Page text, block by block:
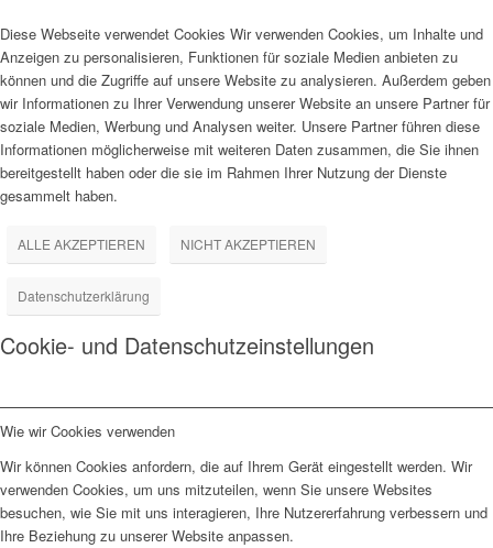
Diese Webseite verwendet Cookies Wir verwenden Cookies, um Inhalte und
Anzeigen zu personalisieren, Funktionen für soziale Medien anbieten zu
können und die Zugriffe auf unsere Website zu analysieren. Außerdem geben
wir Informationen zu Ihrer Verwendung unserer Website an unsere Partner für
soziale Medien, Werbung und Analysen weiter. Unsere Partner führen diese
Informationen möglicherweise mit weiteren Daten zusammen, die Sie ihnen
bereitgestellt haben oder die sie im Rahmen Ihrer Nutzung der Dienste
gesammelt haben.
ALLE AKZEPTIEREN NICHT AKZEPTIEREN
Datenschutzerklärung
Cookie- und Datenschutzeinstellungen
Wie wir Cookies verwenden
Wir können Cookies anfordern, die auf Ihrem Gerät eingestellt werden. Wir
verwenden Cookies, um uns mitzuteilen, wenn Sie unsere Websites
besuchen, wie Sie mit uns interagieren, Ihre Nutzererfahrung verbessern und
Ihre Beziehung zu unserer Website anpassen.